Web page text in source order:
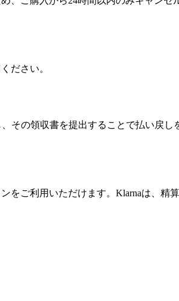
ださい。
その領収書を提出することで払い戻し
をご利用いただけます。Klarnaは、精